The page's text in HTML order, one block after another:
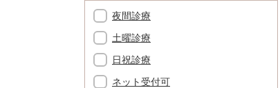
夜間診療
土曜診療
日祝診療
ネット受付可